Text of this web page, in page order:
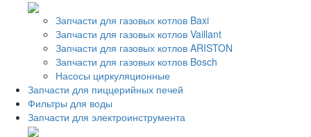
Запчасти для газовых котлов Baxi
Запчасти для газовых котлов Vaillant
Запчасти для газовых котлов ARISTON
Запчасти для газовых котлов Bosch
Насосы циркуляционные
Запчасти для пиццерийных печей
Фильтры для воды
Запчасти для электроинструмента